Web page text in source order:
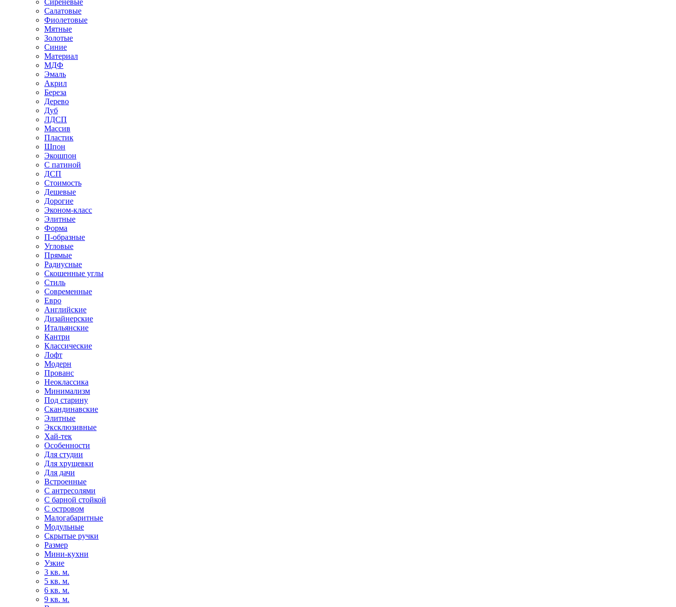
Салатовые
Фиолетовые
Мятные
Золотые
Синие
Материал
МДФ
Эмаль
Акрил
Береза
Дерево
Дуб
ЛДСП
Массив
Пластик
Шпон
Экошпон
С патиной
ДСП
Стоимость
Дешевые
Дорогие
Эконом-класс
Элитные
Форма
П-образные
Угловые
Прямые
Радиусные
Скошенные углы
Стиль
Современные
Евро
Английские
Дизайнерские
Итальянские
Кантри
Классические
Лофт
Модерн
Прованс
Неоклассика
Минимализм
Под старину
Скандинавские
Элитные
Эксклюзивные
Хай-тек
Особенности
Для студии
Для хрущевки
Для дачи
Встроенные
С антресолями
С барной стойкой
С островом
Малогабаритные
Модульные
Скрытые ручки
Размер
Мини-кухни
Узкие
3 кв. м.
5 кв. м.
6 кв. м.
9 кв. м.